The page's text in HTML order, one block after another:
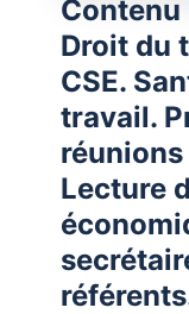
Droit du
CSE.
travail.
réunions
Lecture